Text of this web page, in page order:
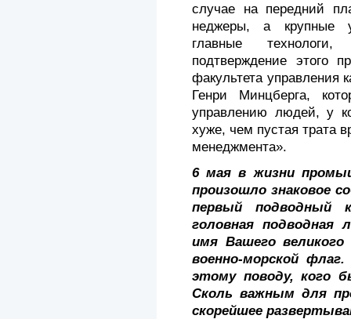
случае на передний
неджеры, а крупные
главные
подтверждение этого
факультета управления
Генри Минцберга,
управлению людей, у
хуже, чем пустая трата
менеджмента».
6 мая в жизни
произошло знаковое
первый подводный
головная под­водная
имя Вашего
военно-морской
этому поводу, кого
Сколь важным для
скорейшее